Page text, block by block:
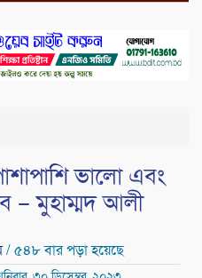
ভালো এবং
– মুহাম্মদ আলী
/ ৫৪৮ বার পড়া হয়েছে